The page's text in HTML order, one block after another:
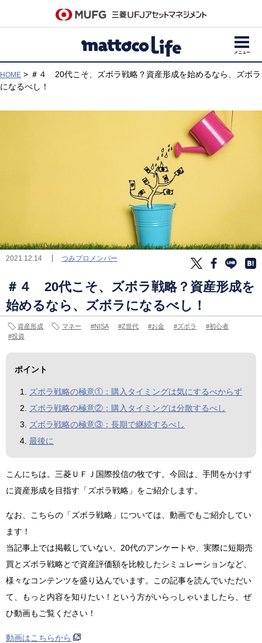
メニュー
HOME > ＃４ 20代こそ、ズボラ戦略？資産形成を始めるなら、ズボラ
になるべし！
2021.12.14 つみプロメンバー
＃４ 20代こそ、ズボラ戦略？資産形成を
始めるなら、ズボラになるべし！
資産形成 マネー NISA Z世代 お金 ズボラ
初心者
投資
ポイント
ズボラ戦略の極意①：購入タイミングは気にするべからず
ズボラ戦略の極意②：購入タイミングは分散するべし
ズボラ戦略の極意③：長期で継続するべし
最後に
こんにちは。三菱ＵＦＪ国際投信の牧です。今回は、手間をかけず
に資産形成を目指す「ズボラ戦略」をご紹介します。
なお、こちらの「ズボラ戦略」については、動画でもご紹介してい
ます！
当記事上では掲載していない、20代のアンケートや、実際に短期売
買とズボラ戦略とで資産評価額を比較したシミュレーションなど、
様々なコンテンツを盛り込んでいます。この記事を読んでいただい
て、もっと内容を知りたい！という方がいらっしゃいましたら、ぜ
ひ動画もご覧ください！
動画はこちらから